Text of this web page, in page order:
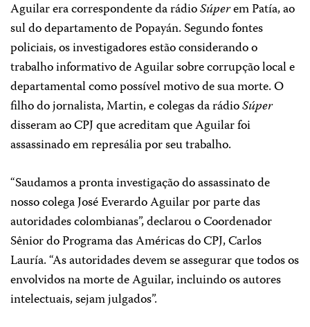
Aguilar era correspondente da rádioSúperem Patía, ao
sul do departamento de Popayán.Segundo fontes
policiais, os investigadores estão considerando o
trabalho informativo de Aguilar sobre corrupção local e
departamental como possível motivo de sua morte. O
filho do jornalista, Martin, e colegas da rádioSúper
disseram ao CPJ que acreditam que Aguilar foi
assassinado em represália por seu trabalho.
“Saudamos a pronta investigação do assassinato de
nosso colega José Everardo Aguilar por parte das
autoridades colombianas”, declarou o Coordenador
Sênior do Programa das Américas do CPJ, Carlos
Lauría.“As autoridades devem se assegurar que todos os
envolvidos na morte de Aguilar, incluindo os autores
intelectuais, sejam julgados”.